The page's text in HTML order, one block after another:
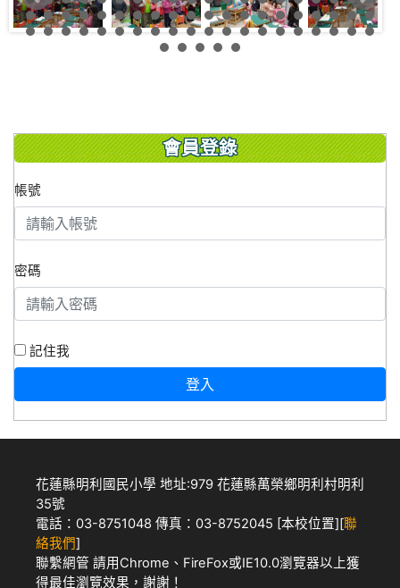
會員登錄
帳號
密碼
記住我
登入
花蓮縣明利國民小學 地址:979 花蓮縣萬榮鄉明利村明利
35號
電話：03-8751048 傳真：03-8752045 [本校位置][聯
絡我們]
聯繫網管 請用 Chrome 、 FireFox或IE10.0瀏覽器以上獲
得最佳瀏覽效果，謝謝！